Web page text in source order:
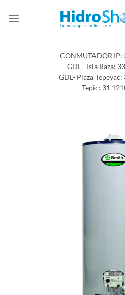
CONMUTADOR IP:
GDL - Isla Raza:
GDL- Plaza
Tepic: 31